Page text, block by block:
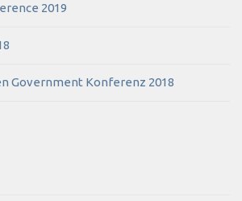
2019
Government Konferenz 2018